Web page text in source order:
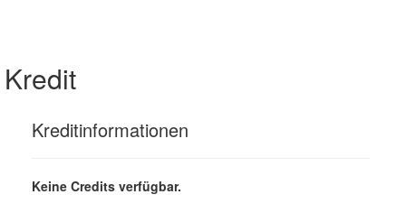
Kredit
Kreditinformationen
Keine Credits verfügbar.